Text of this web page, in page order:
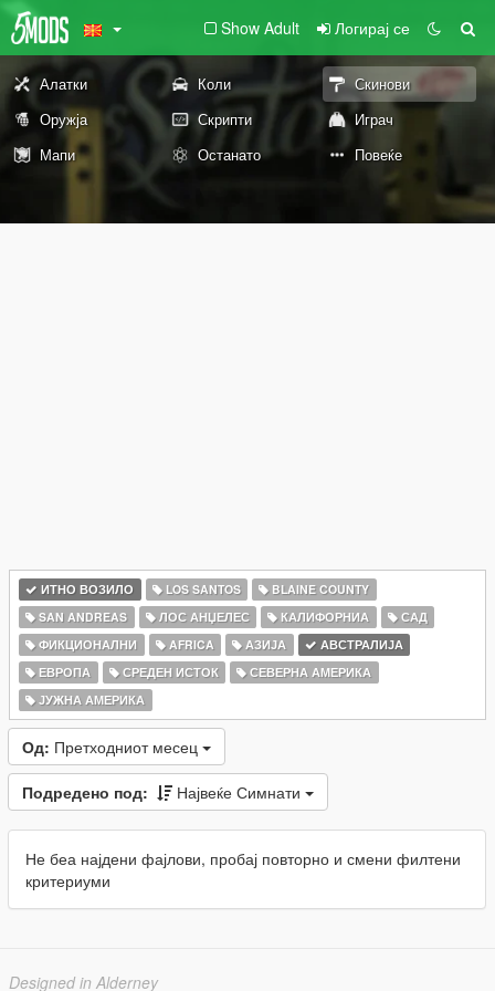
Show Adult Логирај се
Алатки Коли
Скинови
Оружја
Скрипти
Играч
Мапи
Останато Повеќе
ИТНО ВОЗИЛО LOS SANTOS
BLAINE COUNTY
SAN ANDREAS
ЛОС АНЏЕЛЕС КАЛИФОРНИА
САД
ФИКЦИОНАЛНИ
AFRICA АЗИЈА
АВСТРАЛИЈА
ЕВРОПА
СРЕДЕН ИСТОК
СЕВЕРНА АМЕРИКА
ЈУЖНА АМЕРИКА
Од: Претходниот месец
Подредено под: Највеќе Симнати
Не беа најдени фајлови, пробај повторно и смени филтени
критериуми
Designed in Alderney